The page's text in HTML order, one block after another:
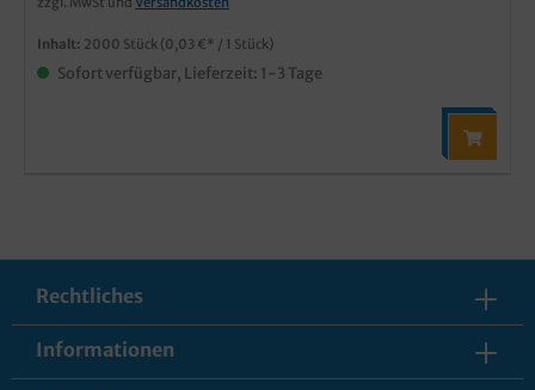
Inhalt: 2000 Stück (0,03 €* / 1 Stück)
Sofort verfügbar, Lieferzeit: 1-3 Tage
Rechtliches
Informationen